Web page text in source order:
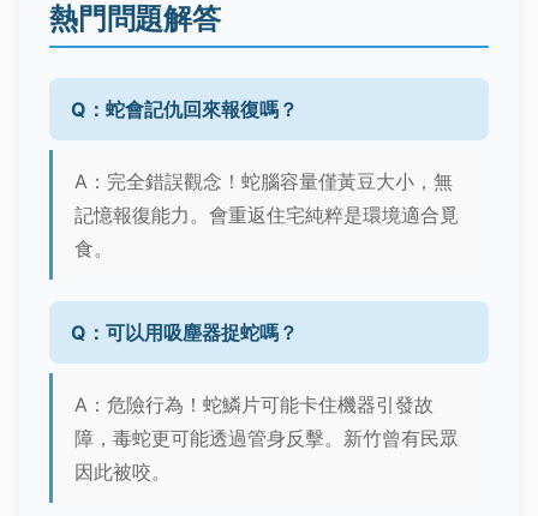
熱門問題解答
Q：蛇會記仇回來報復嗎？
A：完全錯誤觀念！蛇腦容量僅黃豆大小，無
記憶報復能力。會重返住宅純粹是環境適合覓
食。
Q：可以用吸塵器捉蛇嗎？
A：危險行為！蛇鱗片可能卡住機器引發故
障，毒蛇更可能透過管身反擊。新竹曾有民眾
因此被咬。